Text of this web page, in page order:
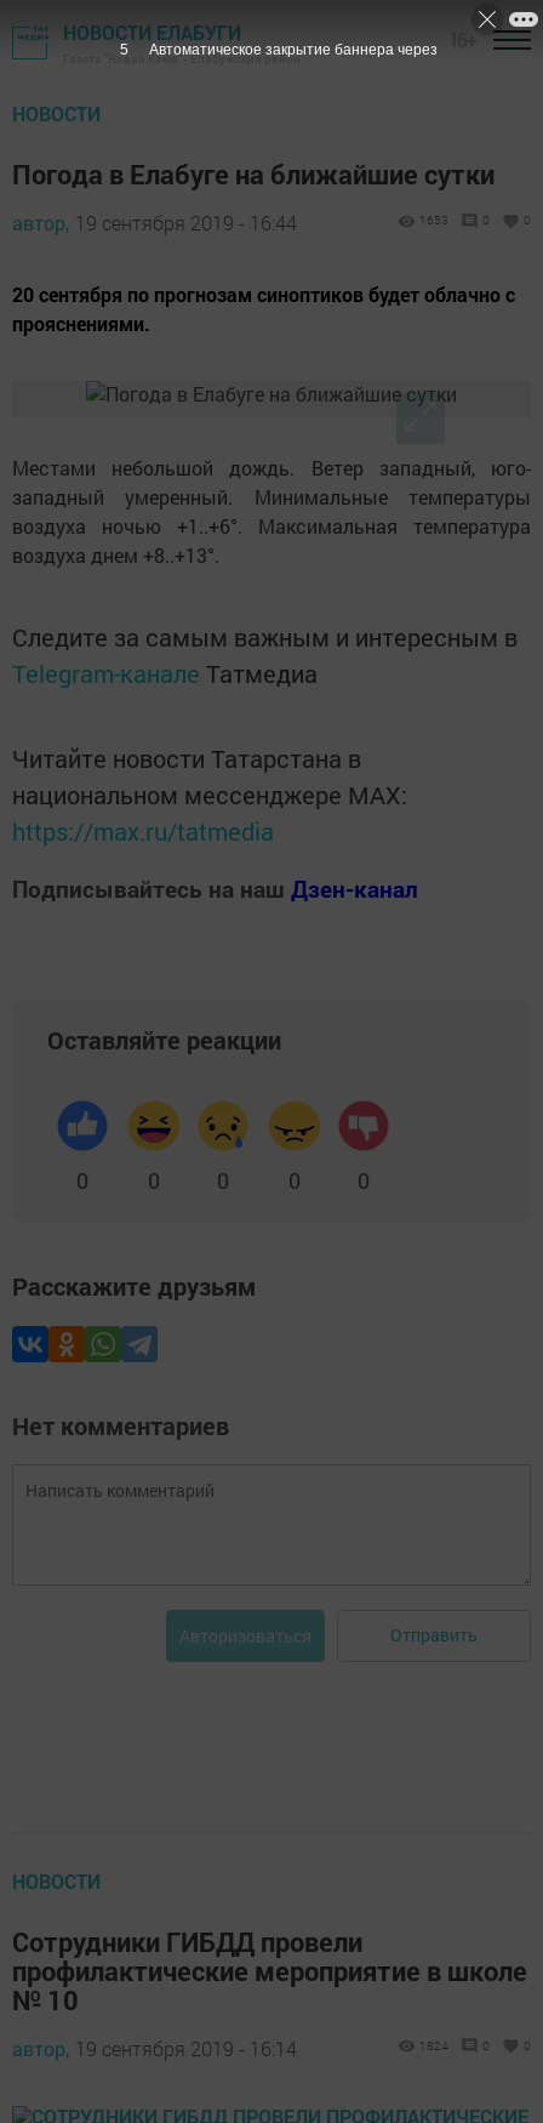
НОВОСТИ ЕЛАБУГИ
Газета "Новая Кама" - Елабужский район
НОВОСТИ
Погода в Елабуге на ближайшие сутки
автор, 19 сентября 2019 - 16:44 1653 0 0
20 сентября по прогнозам синоптиков будет облачно с
прояснениями.
Местами небольшой дождь. Ветер западный, юго-
западный умеренный. Минимальные температуры
воздуха ночью +1..+6°. Максимальная температура
воздуха днем +8..+13°.
Следите за самым важным и интересным в
Telegram-канале Татмедиа
Читайте новости Татарстана в
национальном мессенджере MАХ:
https://max.ru/tatmedia
Подписывайтесь на наш Дзен-канал
Оставляйте реакции
0 0 0 0 0
Расскажите друзьям
Нет комментариев
Авторизоваться Отправить
НОВОСТИ
Сотрудники ГИБДД провели
профилактические мероприятие в школе
№ 10
автор, 19 сентября 2019 - 16:14 1824 0 0
3 Автоматическое закрытие баннера через